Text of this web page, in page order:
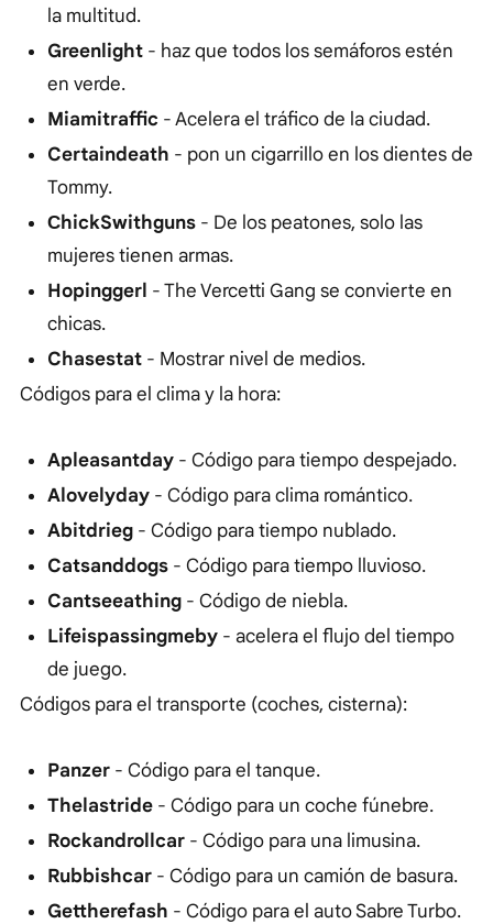
la multitud.
Greenlight - haz que todos los semáforos estén
en verde.
Miamitraffic - Acelera el tráfico de la ciudad.
Certaindeath - pon un cigarrillo en los dientes de
Tommy.
СhickSwithguns - De los peatones, solo las
mujeres tienen armas.
Hopinggerl - The Vercetti Gang se convierte en
chicas.
Chasestat - Mostrar nivel de medios.
Códigos para el clima y la hora:
Apleasantday - Código para tiempo despejado.
Alovelyday - Código para clima romántico.
Abitdrieg - Código para tiempo nublado.
Catsanddogs - Código para tiempo lluvioso.
Cantseeathing - Código de niebla.
Lifeispassingmeby - acelera el flujo del tiempo
de juego.
Códigos para el transporte (coches, cisterna):
Panzer - Código para el tanque.
Thelastride - Código para un coche fúnebre.
Rockandrollcar - Código para una limusina.
Rubbishcar - Código para un camión de basura.
Gettherefash - Código para el auto Sabre Turbo.